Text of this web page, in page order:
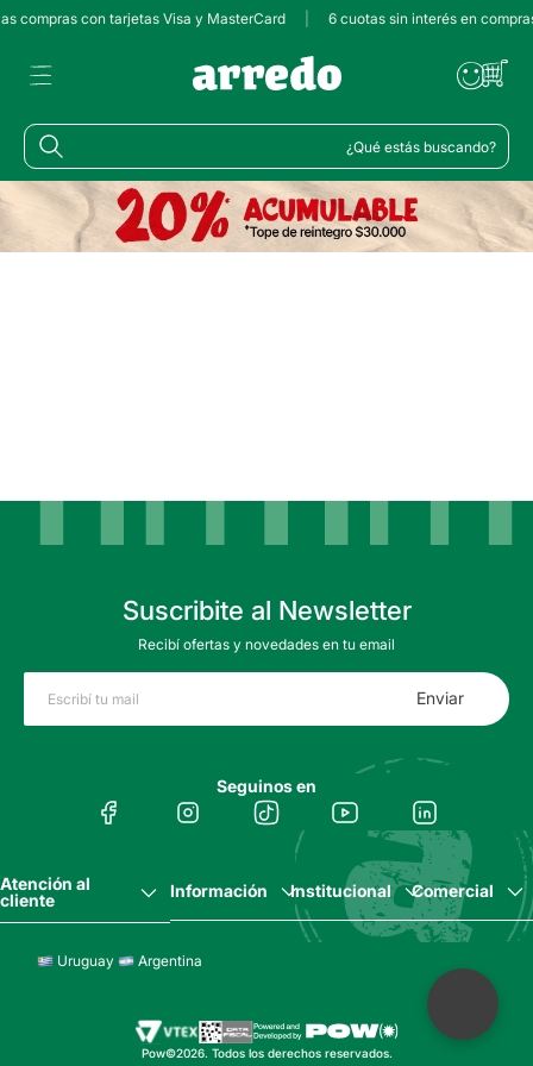
compras con tarjetas Visa y MasterCard 6 cuotas sin interés en
¿Qué estás buscando?
Suscribite al Newsletter
Recibí ofertas y novedades en tu email
Enviar
Seguinos en
Atención al
cliente
Información Institucional Comercial
Uruguay Argentina
Pow©2026. Todos los derechos reservados.